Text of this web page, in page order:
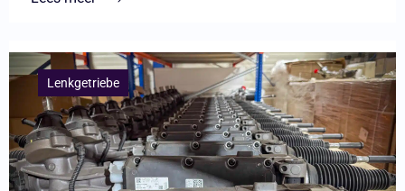
Lenkgetriebe
Lees
meer
overDie
Konstruktion
der
VAG